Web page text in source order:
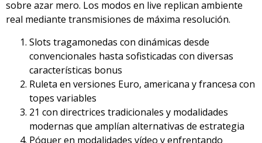
sobre azar mero. Los modos en live replican ambiente
real mediante transmisiones de máxima resolución.
Slots tragamonedas con dinámicas desde
convencionales hasta sofisticadas con diversas
características bonus
Ruleta en versiones Euro, americana y francesa con
topes variables
21 con directrices tradicionales y modalidades
modernas que amplían alternativas de estrategia
Póquer en modalidades vídeo y enfrentando